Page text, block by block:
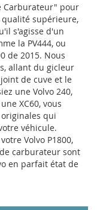
Carburateur" pour
qualité supérieure,
s'agisse d'un
la PV444, ou
de 2015. Nous
allant du gicleur
de cuve et le
une Volvo 240,
XC60, vous
qui
véhicule.
Volvo P1800,
de carburateur sont
en parfait état de